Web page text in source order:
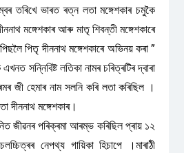
তৰিখে ভাৰত ৰত্ন লতা মঙ্গেশকাৰ চমুকৈ
মঙ্গেশকাৰ আৰু মাতৃ শিবন্তী মঙ্গেশকাৰে
পিতৃ দীননাথ মঙ্গেশকাৰে অভিনয় কৰা ”
সন্নিবিষ্ট লতিকা নামৰ চৰিত্ৰটিৰ দ্বাৰা
জী হেমাৰ নাম সলনি কৰি লতা কৰিছিল ।
দীননাথ মঙ্গেশকাৰ।
জীৱনৰ পৰিক্ৰমা আৰম্ভ কৰিছিল প্ৰায় ১২
নেপথ্য গায়িকা হিচাপে ।মাৰাঠী